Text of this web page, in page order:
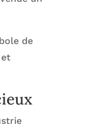
de
et